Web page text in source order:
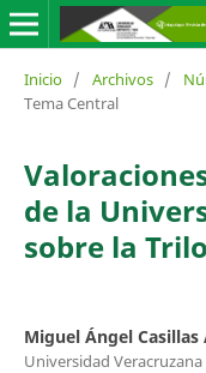
Inicio / Archivos /
Tema Central
de la
sobre la
Miguel Ángel Casillas
Universidad Veracruzana